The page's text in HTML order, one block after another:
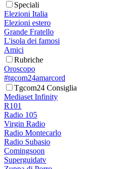
Speciali
Elezioni Italia
Elezioni estero
Grande Fratello
L'isola dei famosi
Amici
Rubriche
Oroscopo
#tgcom24amarcord
Tgcom24 Consiglia
Mediaset Infinity
R101
Radio 105
Virgin Radio
Radio Montecarlo
Radio Subasio
Comingsoon
Superguidatv